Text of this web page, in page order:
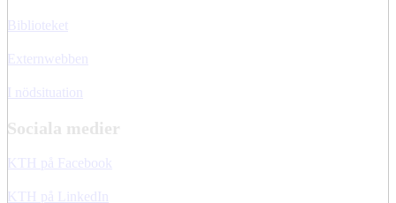
Biblioteket
Externwebben
I nödsituation
Sociala medier
KTH på Facebook
KTH på LinkedIn